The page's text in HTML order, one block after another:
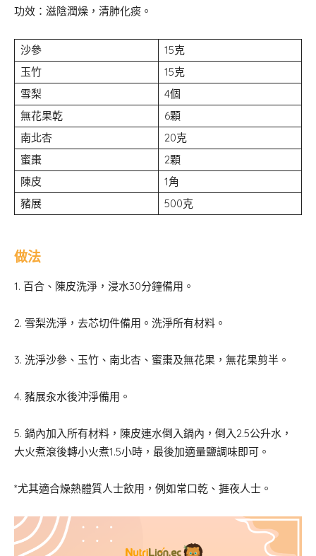
功效：滋陰潤燥，清肺化痰。
沙參
15克
玉竹
15克
雪梨
4個
無花果乾
6顆
南北杏
20克
蜜棗
2顆
陳皮
1角
豬展
500克
做法
1. 百合、陳皮洗淨，浸水30分鐘備用。
2. 雪梨洗淨，去芯切件備用。洗淨所有材料。
3. 洗淨沙參、玉竹、南北杏、蜜棗及無花果，無花果剪半。
4. ⁠豬展汆水後沖淨備用。
5. 鍋內加入所有材料，陳皮連水倒入鍋內，倒入2.5公升水，
大火煮滾後轉小火煮1.5小時，最後加適量鹽調味即可。
*尤其適合燥熱體質人士飲用，例如常口乾、捱夜人士。